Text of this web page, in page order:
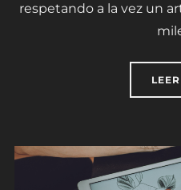
respetando a la vez un